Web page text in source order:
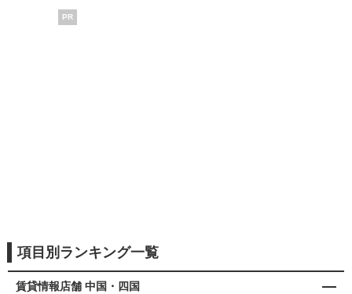
PR
項目別ランキング一覧
賃貸情報店舗 中国・四国